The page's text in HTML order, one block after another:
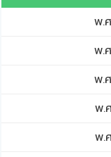
พ.
พ.
พ.
พ.
พ.